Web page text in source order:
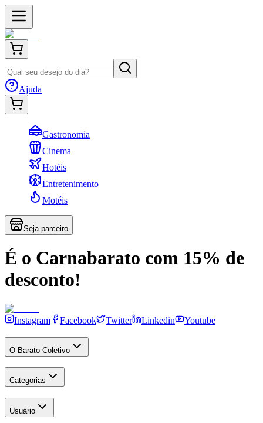
Ajuda
Gastronomia
Cinema
Hotéis
Entretenimento
Motéis
Seja parceiro
É o Carnabarato com 15% de
desconto!
Instagram Facebook Twitter Linkedin Youtube
O Barato Coletivo
Categorias
Usuário